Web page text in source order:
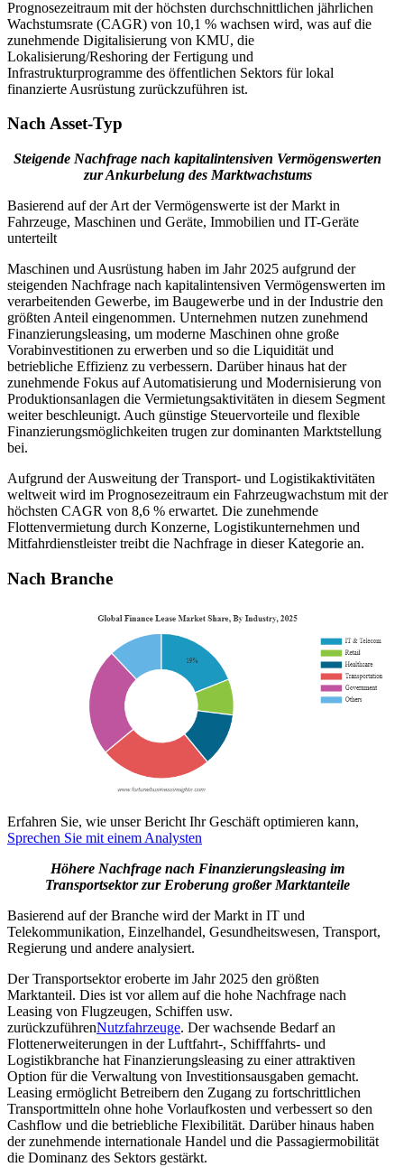
Prognosezeitraum mit der höchsten durchschnittlichen jährlichen
Wachstumsrate (CAGR) von 10,1 % wachsen wird, was auf die
zunehmende Digitalisierung von KMU, die
Lokalisierung/Reshoring der Fertigung und
Infrastrukturprogramme des öffentlichen Sektors für lokal
finanzierte Ausrüstung zurückzuführen ist.
Nach Asset-Typ
Steigende Nachfrage nach kapitalintensiven Vermögenswerten
zur Ankurbelung des Marktwachstums
Basierend auf der Art der Vermögenswerte ist der Markt in
Fahrzeuge, Maschinen und Geräte, Immobilien und IT-Geräte
unterteilt
Maschinen und Ausrüstung haben im Jahr 2025 aufgrund der
steigenden Nachfrage nach kapitalintensiven Vermögenswerten im
verarbeitenden Gewerbe, im Baugewerbe und in der Industrie den
größten Anteil eingenommen. Unternehmen nutzen zunehmend
Finanzierungsleasing, um moderne Maschinen ohne große
Vorabinvestitionen zu erwerben und so die Liquidität und
betriebliche Effizienz zu verbessern. Darüber hinaus hat der
zunehmende Fokus auf Automatisierung und Modernisierung von
Produktionsanlagen die Vermietungsaktivitäten in diesem Segment
weiter beschleunigt. Auch günstige Steuervorteile und flexible
Finanzierungsmöglichkeiten trugen zur dominanten Marktstellung
bei.
Aufgrund der Ausweitung der Transport- und Logistikaktivitäten
weltweit wird im Prognosezeitraum ein Fahrzeugwachstum mit der
höchsten CAGR von 8,6 % erwartet. Die zunehmende
Flottenvermietung durch Konzerne, Logistikunternehmen und
Mitfahrdienstleister treibt die Nachfrage in dieser Kategorie an.
Nach Branche
Erfahren Sie, wie unser Bericht Ihr Geschäft optimieren kann,
Sprechen Sie mit einem Analysten
Höhere Nachfrage nach Finanzierungsleasing im
Transportsektor zur Eroberung großer Marktanteile
Basierend auf der Branche wird der Markt in IT und
Telekommunikation, Einzelhandel, Gesundheitswesen, Transport,
Regierung und andere analysiert.
Der Transportsektor eroberte im Jahr 2025 den größten
Marktanteil. Dies ist vor allem auf die hohe Nachfrage nach
Leasing von Flugzeugen, Schiffen usw.
zurückzuführenNutzfahrzeuge. Der wachsende Bedarf an
Flottenerweiterungen in der Luftfahrt-, Schifffahrts- und
Logistikbranche hat Finanzierungsleasing zu einer attraktiven
Option für die Verwaltung von Investitionsausgaben gemacht.
Leasing ermöglicht Betreibern den Zugang zu fortschrittlichen
Transportmitteln ohne hohe Vorlaufkosten und verbessert so den
Cashflow und die betriebliche Flexibilität. Darüber hinaus haben
der zunehmende internationale Handel und die Passagiermobilität
die Dominanz des Sektors gestärkt.